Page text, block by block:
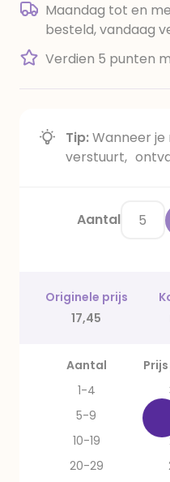
Maandag tot en
besteld, vandaag
Verdien 5 punten
Tip:Wanneer
verstuurt,
Aantal
Originele prijs
17,45
Aantal
1-4
5-9
10-19
20-29